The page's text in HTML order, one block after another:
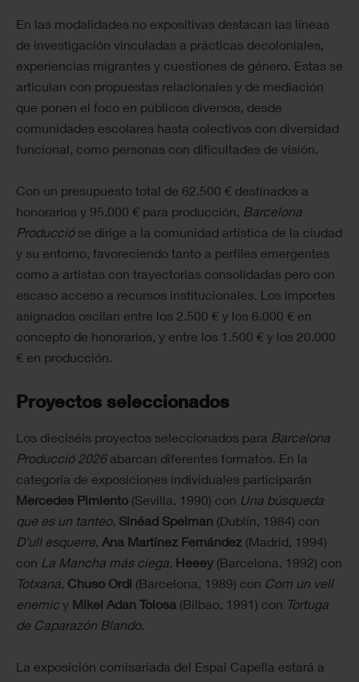
En las modalidades no expositivas destacan las líneas
de investigación vinculadas a prácticas decoloniales,
experiencias migrantes y cuestiones de género. Estas se
articulan con propuestas relacionales y de mediación
que ponen el foco en públicos diversos, desde
comunidades escolares hasta colectivos con diversidad
funcional, como personas con dificultades de visión.
Con un presupuesto total de 62.500 € destinados a
honorarios y 95.000 € para producción, Barcelona
Produccióse dirige a la comunidad artística de la ciudad
y su entorno, favoreciendo tanto a perfiles emergentes
como a artistas con trayectorias consolidadas pero con
escaso acceso a recursos institucionales. Los importes
asignados oscilan entre los 2.500 € y los 6.000 € en
concepto de honorarios, y entre los 1.500 € y los 20.000
€ en producción.
Proyectos seleccionados
Los dieciséis proyectos seleccionados para Barcelona
Producció 2026abarcan diferentes formatos. En la
categoría de exposiciones individuales participarán
Mercedes Pimiento (Sevilla, 1990) con Una búsqueda
que es un tanteo, Sinéad Spelman (Dublín, 1984) con
D’ull esquerre, Ana Martínez Fernández (Madrid, 1994)
con La Mancha más ciega, Heeey (Barcelona, 1992) con
Totxana, Chuso Ordi (Barcelona, 1989) con Com un vell
enemic y Mikel Adan Tolosa (Bilbao, 1991) con Tortuga
de Caparazón Blando.
La exposición comisariada del Espai Capella estará a